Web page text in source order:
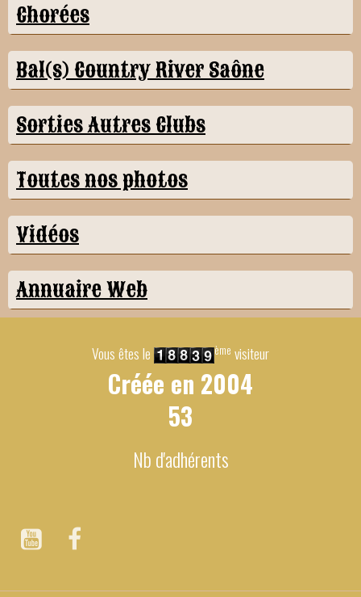
Chorées
Bal(s) Country River Saône
Sorties Autres Clubs
Toutes nos photos
Vidéos
Annuaire Web
Vous êtes le ème visiteur
Créée en 2004
53
Nb d'adhérents